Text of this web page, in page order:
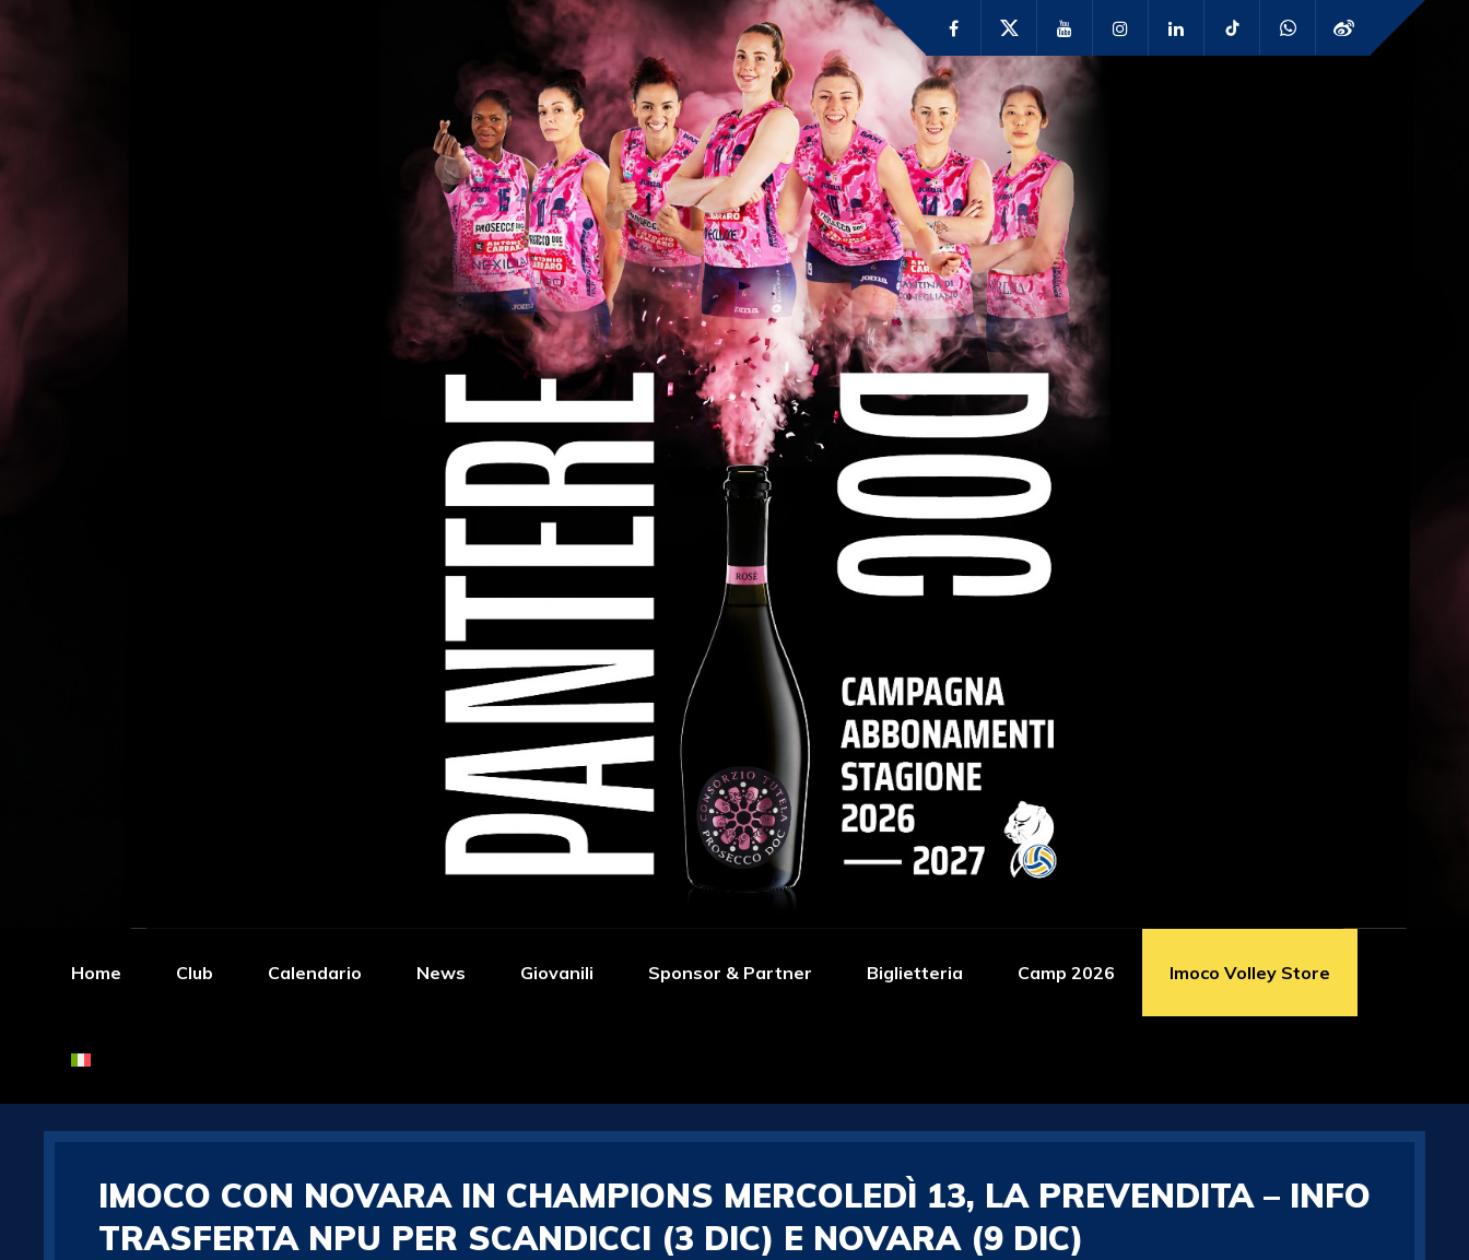
Home Club Calendario News Giovanili Sponsor & Partner Biglietteria Camp 2026 Imoco Volley Store
IMOCO CON NOVARA IN CHAMPIONS MERCOLEDÌ 13, LA PREVENDITA – INFO
TRASFERTA NPU PER SCANDICCI (3 DIC) E NOVARA (9 DIC)